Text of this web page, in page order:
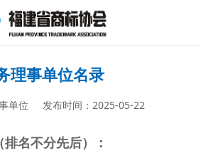
理事单位名录
单位 发布时间：2025-05-22
名不分先后）：